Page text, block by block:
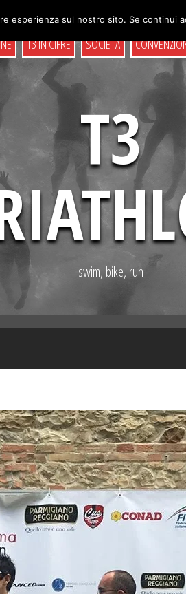
T3 IN CIFRE SOCIETÀ
T3
swim, bike, run
esperienza sul nostro sito. Se continui